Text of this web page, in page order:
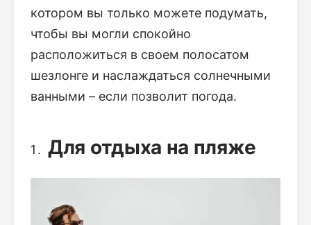
котором вы только можете подумать,
чтобы вы могли спокойно
расположиться в своем полосатом
шезлонге и наслаждаться солнечными
ванными – если позволит погода.
Для отдыха на пляже